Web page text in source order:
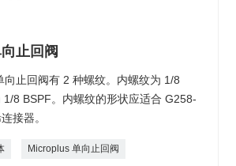
止回阀
向止回阀有 2 种螺纹。内螺纹为 1/8
1/8 BSPF。内螺纹的形状应适合 G258-
接器。
Microplus 单向止回阀